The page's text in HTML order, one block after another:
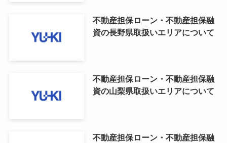
不動産担保ローン・不動産担保融
資の長野県取扱いエリアについて
不動産担保ローン・不動産担保融
資の山梨県取扱いエリアについて
不動産担保ローン・不動産担保融